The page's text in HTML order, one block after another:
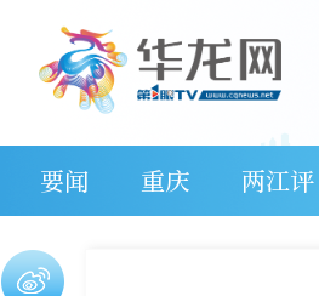
要闻 重庆 两江评